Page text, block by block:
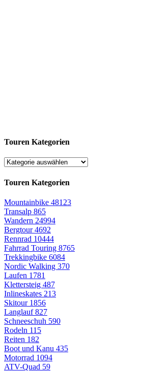
Touren Kategorien
Touren Kategorien
Mountainbike 48123
Transalp 865
Wandern 24994
Bergtour4692
Rennrad 10444
Fahrrad Touring 8765
Trekkingbike 6084
Nordic Walking 370
Laufen 1781
Klettersteig 487
Inlineskates 213
Skitour 1856
Langlauf827
Schneeschuh 590
Rodeln 115
Reiten 182
Boot und Kanu 435
Motorrad 1094
ATV-Quad 59